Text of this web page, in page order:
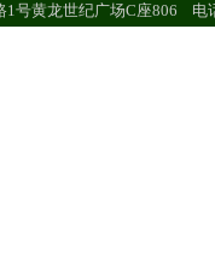
1号黄龙世纪广场C座806 电